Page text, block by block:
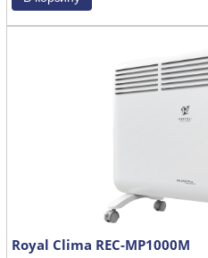
Royal Clima REC-MP1000M